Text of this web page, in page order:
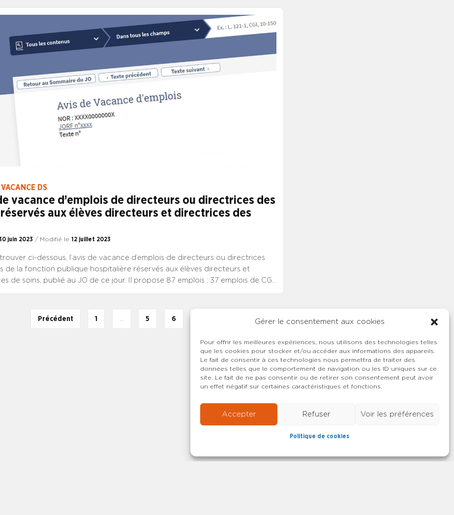
Gérer le consentement aux cookies
Pour offrir les meilleures expériences, nous utilisons des technologies telles
que les cookies pour stocker et/ou accéder aux informations des appareils.
Le fait de consentir à ces technologies nous permettra de traiter des
données telles que le comportement de navigation ou les ID uniques sur ce
site. Le fait de ne pas consentir ou de retirer son consentement peut avoir
un effet négatif sur certaines caractéristiques et fonctions.
Accepter Refuser Voir les préférences
Politique de cookies
DS
vacance d’emplois de directeurs ou directrices des
aux élèves directeurs et directrices des
juin 2023 / Modifié le 12 juillet 2023
ci-dessous, l’avis de vacance d’emplois de directeurs ou directrices
de la fonction publique hospitalière réservés aux élèves directeurs et
de soins, publié au JO de ce jour. Il propose 87 emplois : 37 emplois de CGS
direction fonctionnelle 3 emplois de CGS ou de DS et instituts de formation
Précédent 1 … 5 6